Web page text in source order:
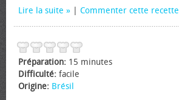
Lire la suite Commenter cette recette
Préparation: 15 minutes
Difficulté: facile
Origine: Brésil